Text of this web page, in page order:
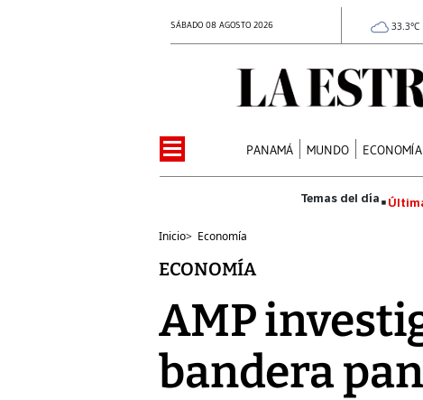
SÁBADO 08 AGOSTO 2026 33.3°C
PANAMÁ MUNDO ECONOMÍA
Inicio> Economía
ECONOMÍA
AMP
bandera